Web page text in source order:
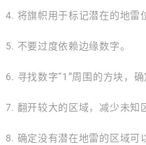
4. 将旗帜用于标记潜在的地雷
5. 不要过度依赖边缘数字。
6. 寻找数字“1”周围的方块，确
7. 翻开较大的区域，减少未知
8. 确定没有潜在地雷的区域可